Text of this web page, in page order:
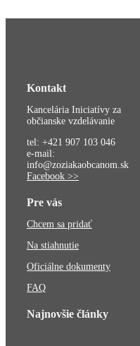
Kontakt
Kancelária Iniciatívy za
občianske vzdelávanie
tel: +421 907 103 046
e-mail:
info@zoziakaobcanom.sk
Facebook >>
Pre vás
Chcem sa pridať
Na stiahnutie
Oficiálne dokumenty
FAQ
Najnovšie články